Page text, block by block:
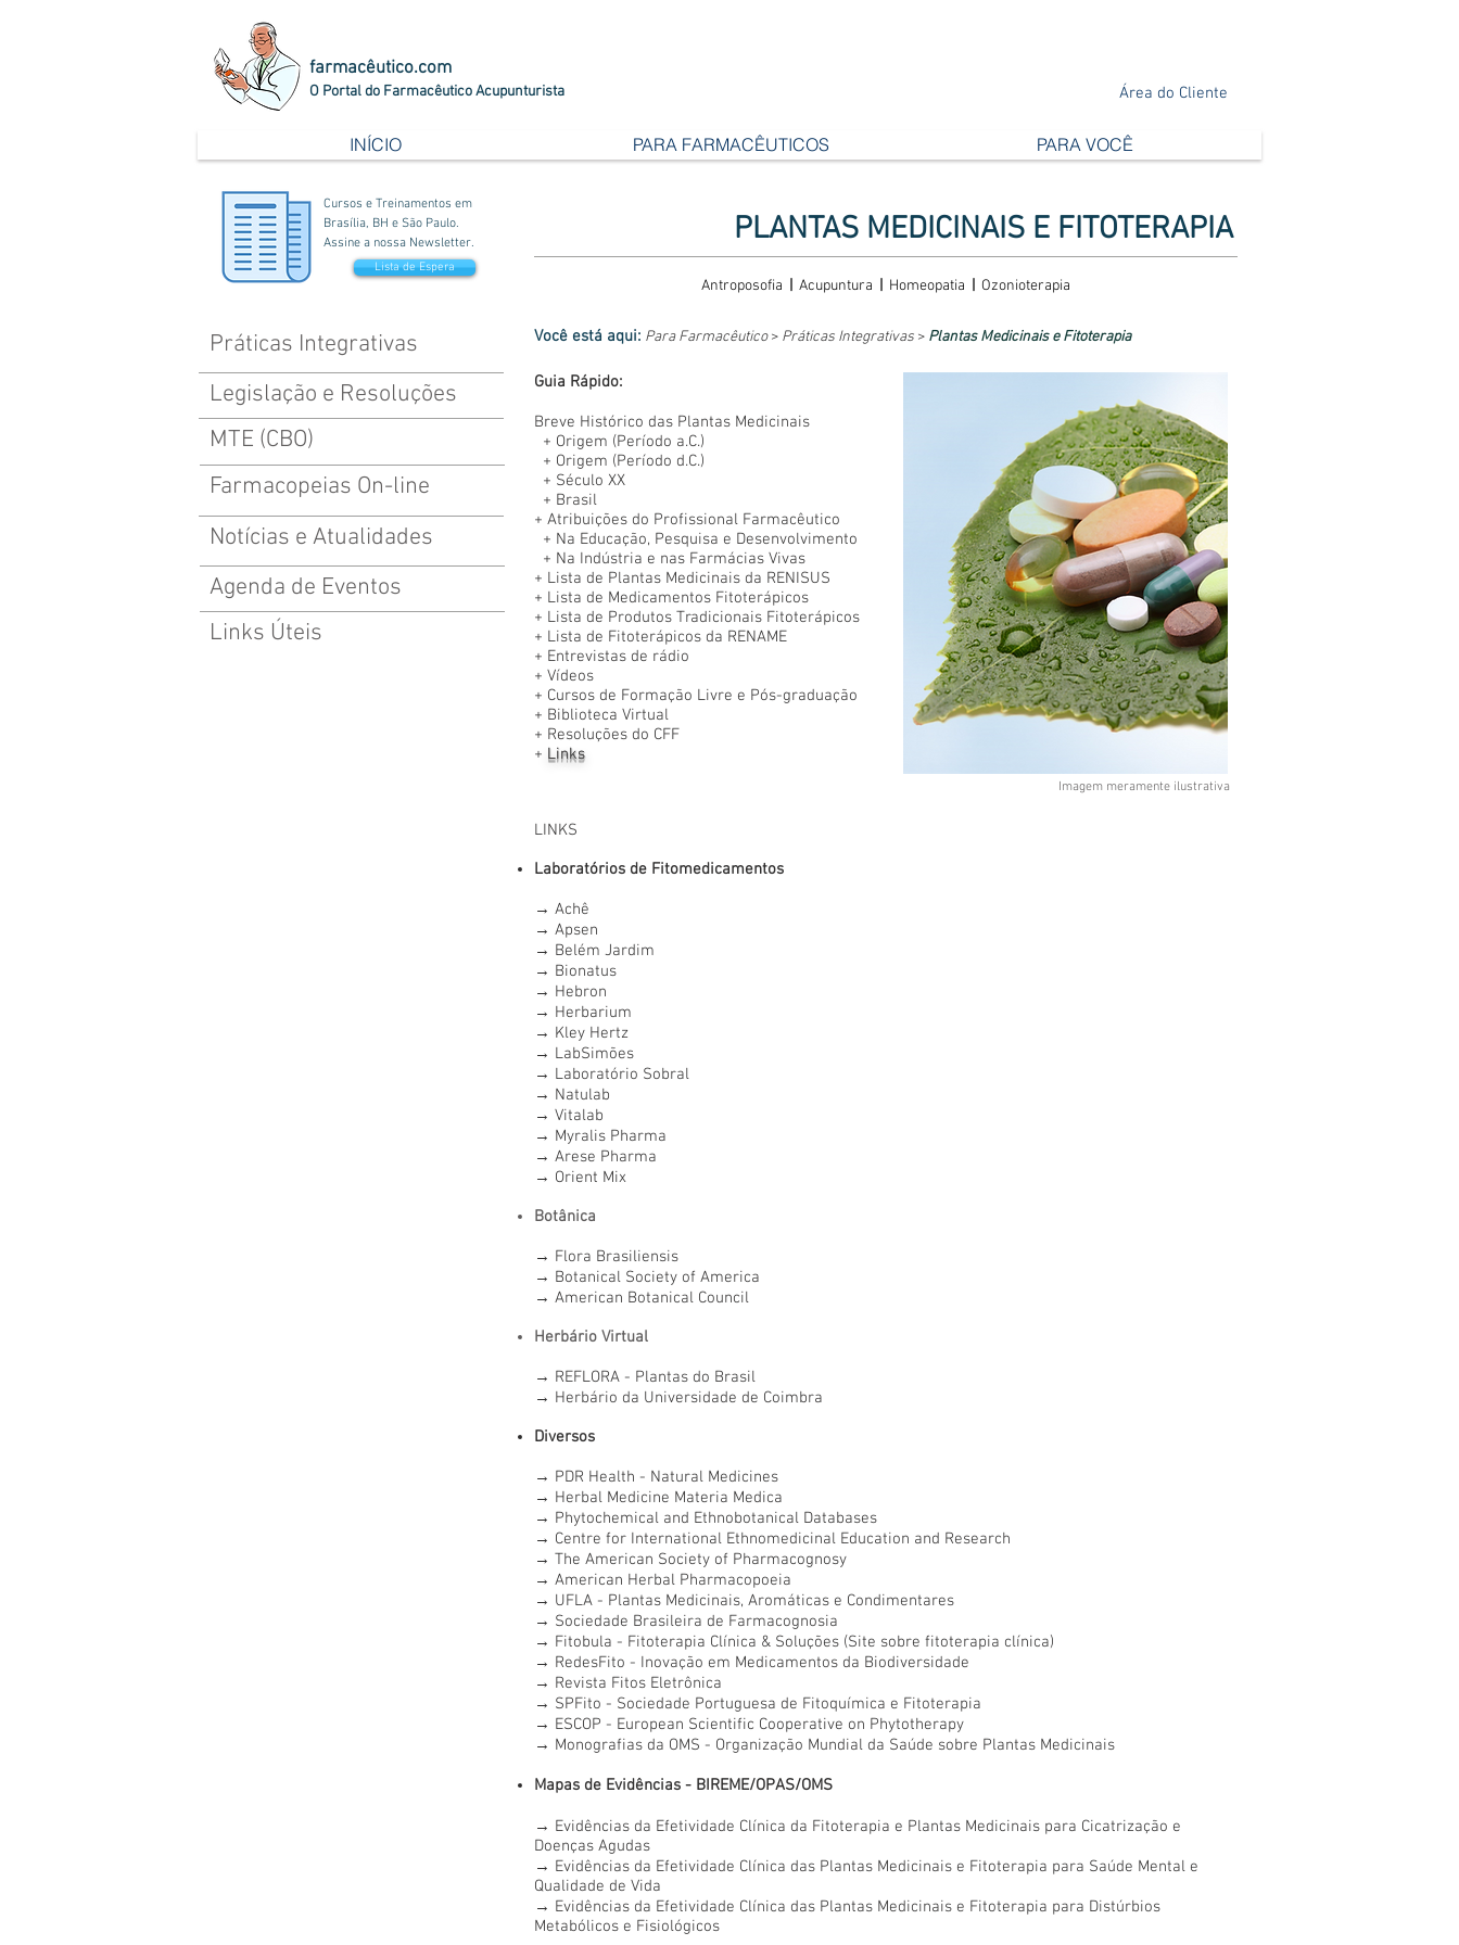
farmacêutico.com
O Portal do Farmacêutico Acupunturista Área do Cliente
INÍCIO PARA FARMACÊUTICOS PARA VOCÊ
Cursos e Treinamentos em
Brasília, BH e São Paulo.
Assine a nossa Newsletter.
Lista de Espera
Práticas Integrativas
Legislação e Resoluções
MTE (CBO)
Farmacopeias On-line
Notícias e Atualidades
Agenda de Eventos
Links Úteis
PLANTAS MEDICINAIS E FITOTERAPIA
Antroposofia Acupuntura Homeopatia Ozonioterapia
Você está aqui: Para Farmacêutico> Práticas Integrativas > Plantas Medicinais e Fitoterapia
Guia Rápido:
Breve Histórico das Plantas Medicinais
+ Origem (Período a.C.)
+ Origem (Período d.C.)
+ Século XX
+ Brasil
+ Atribuições do Profissional Farmacêutico
+ Na Educação, Pesquisa e Desenvolvimento
+ Na Indústria e nas Farmácias Vivas
+ Lista de Plantas Medicinais da RENISUS
+ Lista de Medicamentos Fitoterápicos
+ Lista de Produtos Tradicionais Fitoterápicos
+ Lista de Fitoterápicos da RENAME
+ Entrevistas de rádio
+ Vídeos
+ Cursos de Formação Livre e Pós-graduação
+ Biblioteca Virtual
+ Resoluções do CFF
+ Links
Imagem meramente ilustrativa
LINKS
Laboratórios de Fitomedicamentos
→ Achê
→ Apsen
→ Belém Jardim
→ Bionatus
→ Hebron
→ Herbarium
→ Kley Hertz
→ LabSimões
→ Laboratório Sobral
→ Natulab
→ Vitalab
→ Myralis Pharma
→ Arese Pharma
→ Orient Mix
Botânica
→ Flora Brasiliensis
→ Botanical Society of America
→ American Botanical Council
Herbário Virtual
→ REFLORA - Plantas do Brasil
→ Herbário da Universidade de Coimbra
Diversos
→ PDR Health - Natural Medicines
→ Herbal Medicine Materia Medica
→ Phytochemical and Ethnobotanical Databases
→ Centre for International Ethnomedicinal Education and Research
→ The American Society of Pharmacognosy
→ American Herbal Pharmacopoeia
→ UFLA - Plantas Medicinais, Aromáticas e Condimentares
→ Sociedade Brasileira de Farmacognosia
→ Fitobula - Fitoterapia Clínica & Soluções (Site sobre fitoterapia clínica)
→ RedesFito - Inovação em Medicamentos da Biodiversidade
→ Revista Fitos Eletrônica
→ SPFito - Sociedade Portuguesa de Fitoquímica e Fitoterapia
→ ESCOP - European Scientific Cooperative on Phytotherapy
→ Monografias da OMS - Organização Mundial da Saúde sobre Plantas Medicinais
Mapas de Evidências - BIREME/OPAS/OMS
→ Evidências da Efetividade Clínica da Fitoterapia e Plantas Medicinais para Cicatrização e
Doenças Agudas
→ Evidências da Efetividade Clínica das Plantas Medicinais e Fitoterapia para Saúde Mental e
Qualidade de Vida
→ Evidências da Efetividade Clínica das Plantas Medicinais e Fitoterapia para Distúrbios
Metabólicos e Fisiológicos